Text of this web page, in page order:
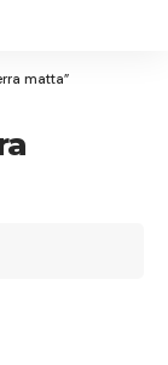
matta”